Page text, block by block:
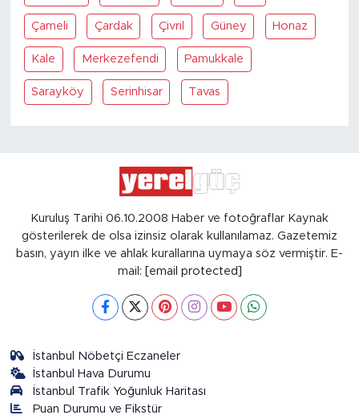
Çameli Çardak Çivril Güney Honaz
Kale Merkezefendi Pamukkale
Sarayköy Serinhisar Tavas
Kuruluş Tarihi 06.10.2008 Haber ve fotoğraflar Kaynak
gösterilerek de olsa izinsiz olarak kullanılamaz. Gazetemiz
basın, yayın ilke ve ahlak kurallarına uymaya söz vermiştir. E-
mail: [email protected]
İstanbul Nöbetçi Eczaneler
İstanbul Hava Durumu
İstanbul Trafik Yoğunluk Haritası
Puan Durumu ve Fikstür